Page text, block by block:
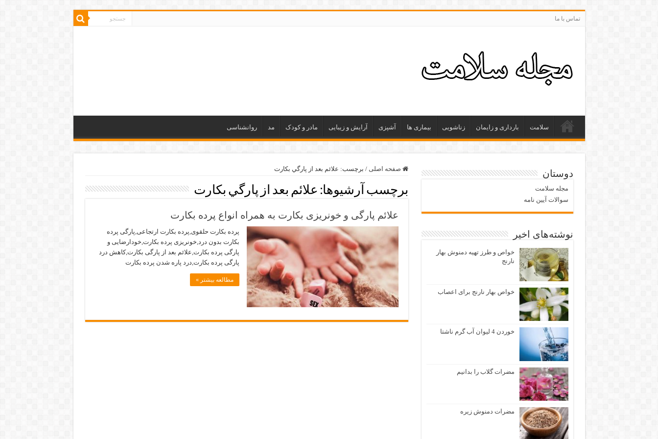
تماس با ما
سلامت بارداری و زایمان زناشویی بیماری ها آشپزی آرایش و زیبایی مادر و کودک مد روانشناسی
صفحه اصلی / برچسب: علائم بعد از پارگي بكارت
برچسب آرشیوها: علائم بعد از پارگي بكارت
علائم پارگی و خونریزی بکارت به همراه انواع پرده بکارت
پرده بکارت حلقوی,پرده بکارت ارتجاعی,پارگی پرده
بکارت بدون درد,خونریزی پرده بکارت,خودارضایی و
پارگی پرده بکارت,علائم بعد از پارگی بکارت,کاهش درد
پارگی پرده بکارت,درد پاره شدن پرده بکارت
مطالعه بیشتر »
دوستان
مجله سلامت
سوالات آیین نامه
نوشته‌های اخیر
خواص و طرز تهیه دمنوش بهار
نارنج
خواص بهار نارنج برای اعصاب
خوردن 4 لیوان آب گرم ناشتا
مضرات گلاب را بدانیم
مضرات دمنوش زیره